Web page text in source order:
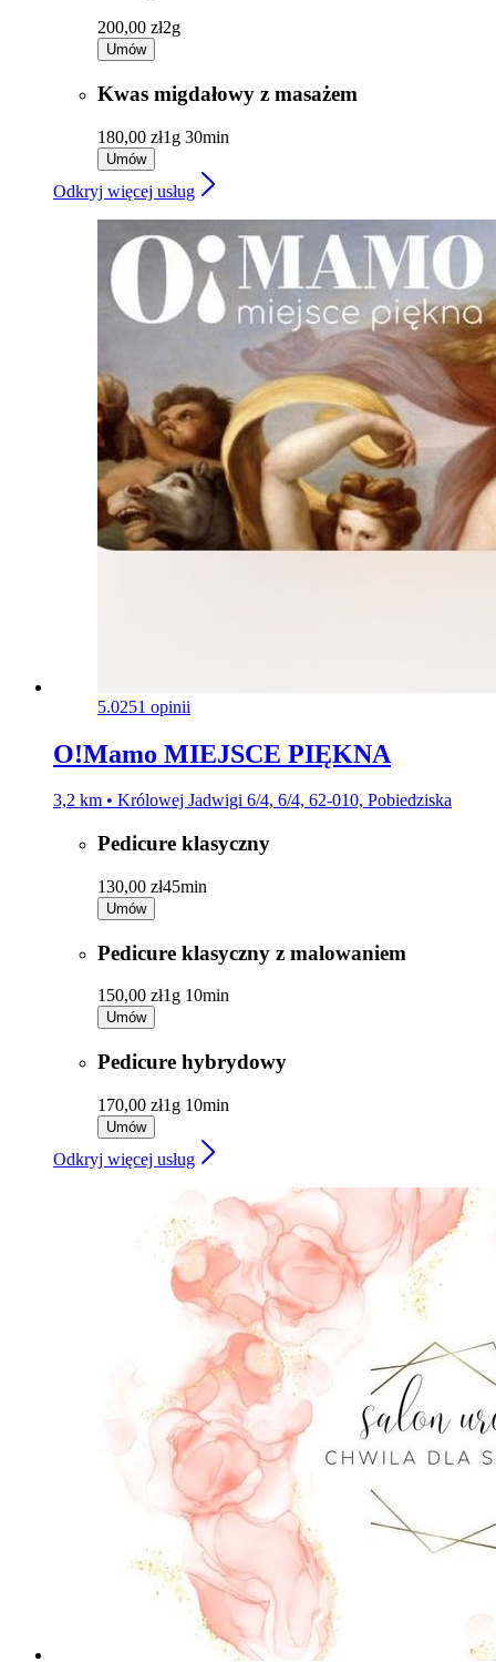
200,00 zł2g
Umów
Kwas migdałowy z masażem
180,00 zł1g 30min
Umów
Odkryj więcej usług
5.0251 opinii
O!Mamo MIEJSCE PIĘKNA
3,2 km • Królowej Jadwigi 6/4, 6/4, 62-010, Pobiedziska
Pedicure klasyczny
130,00 zł45min
Umów
Pedicure klasyczny z malowaniem
150,00 zł1g 10min
Umów
Pedicure hybrydowy
170,00 zł1g 10min
Umów
Odkryj więcej usług